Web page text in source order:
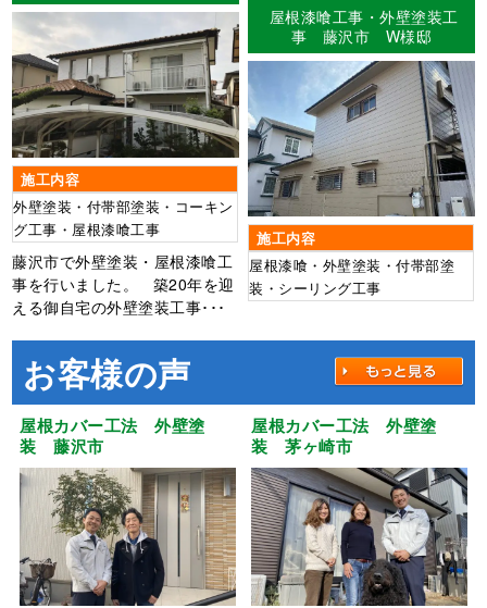
施工内容
外壁塗装・付帯部塗装・コーキン
グ工事・屋根漆喰工事
藤沢市で外壁塗装・屋根漆喰工
事を行いました。 築20年を迎
える御自宅の外壁塗装工事･･･
屋根漆喰工事・外壁塗装工
事 藤沢市 W様邸
施工内容
屋根漆喰・外壁塗装・付帯部塗
装・シーリング工事
お客様の声
屋根カバー工法 外壁塗
装 藤沢市
屋根カバー工法 外壁塗
装 茅ヶ崎市